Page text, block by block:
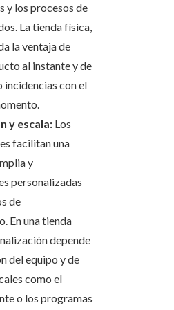
y los procesos de
La tienda física,
la ventaja de
al instante y de
incidencias con el
y escala: Los
facilitan una
y
personalizadas
de
En una tienda
depende
del equipo y de
como el
o los programas